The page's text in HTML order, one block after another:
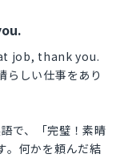
job, thank you.
らしい仕事をあり
で、「完璧！素晴
。何かを頼んだ結